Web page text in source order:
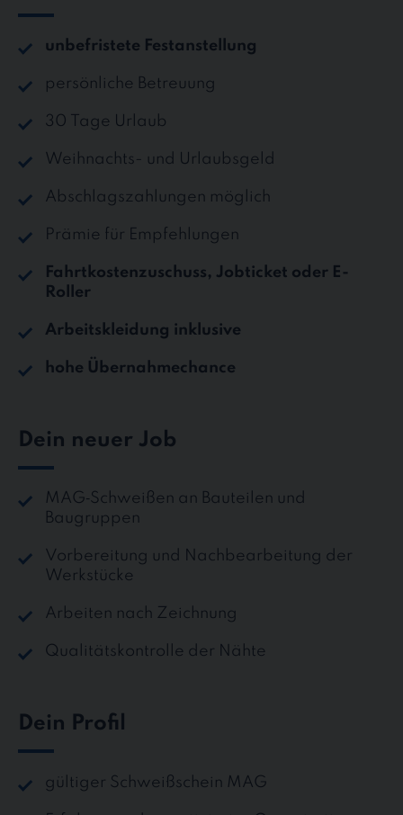
unbefristete Festanstellung
persönliche Betreuung
30 Tage Urlaub
Weihnachts- und Urlaubsgeld
Abschlagszahlungen möglich
Prämie für Empfehlungen
Fahrtkostenzuschuss, Jobticket oder E-
Roller
Arbeitskleidung inklusive
hohe Übernahmechance
Dein neuer Job
MAG‑Schweißen an Bauteilen und
Baugruppen
Vorbereitung und Nachbearbeitung der
Werkstücke
Arbeiten nach Zeichnung
Qualitätskontrolle der Nähte
Dein Profil
gültiger Schweißschein MAG